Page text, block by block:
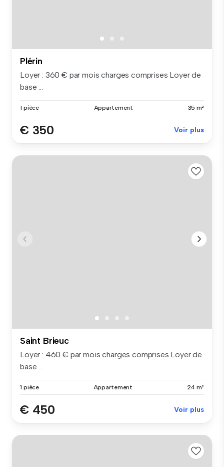
Plérin
Loyer : 360 € par mois charges comprises Loyer de
base ...
1 pièce Appartement 35 m²
€ 350 Voir plus
Saint Brieuc
Loyer : 460 € par mois charges comprises Loyer de
base ...
1 pièce Appartement 24 m²
€ 450 Voir plus